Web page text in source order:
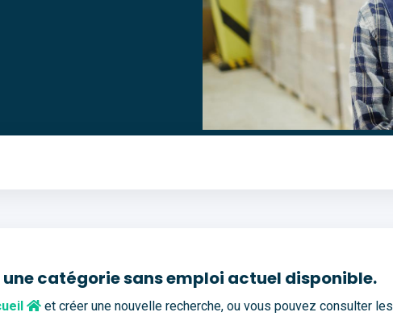
catégorie sans emploi actuel disponible.
et créer une nouvelle recherche, ou vous pouvez consulter les